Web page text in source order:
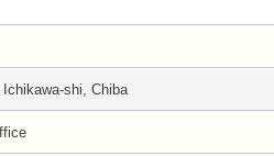
shi, Chiba